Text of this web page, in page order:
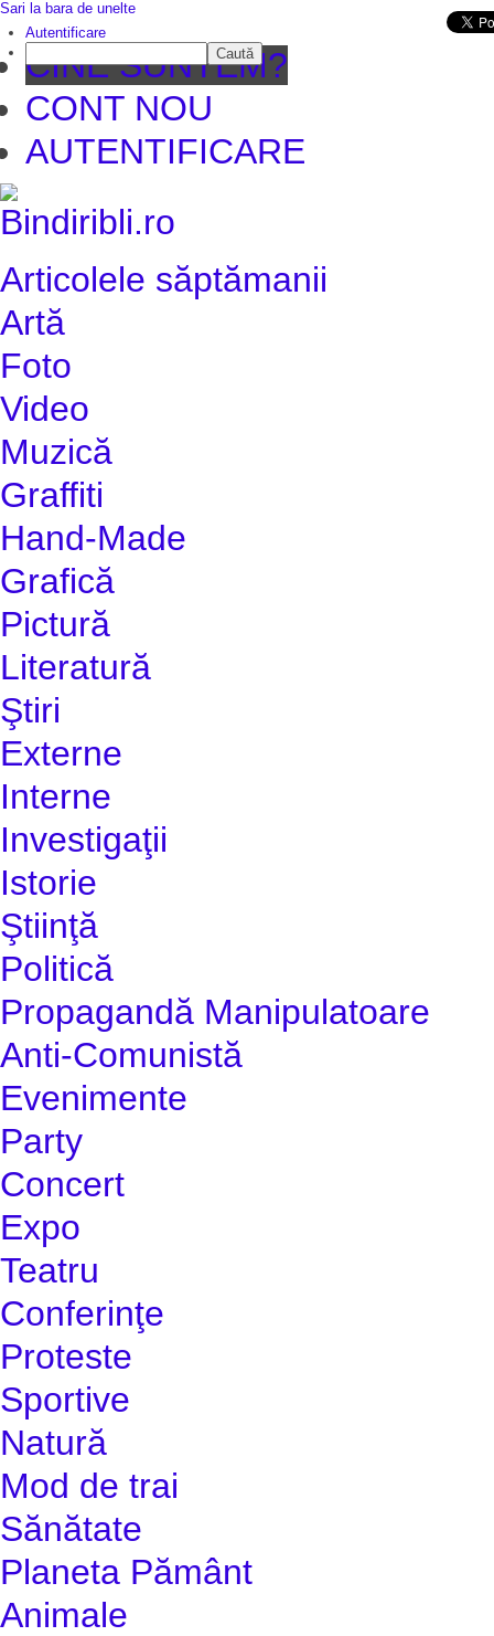
CINE SUNTEM?
CONT NOU
AUTENTIFICARE
Articolele săptămanii
Artă
Foto
Video
Muzică
Graffiti
Hand-Made
Grafică
Pictură
Literatură
Ştiri
Externe
Interne
Investigaţii
Istorie
Ştiinţă
Politică
Propagandă Manipulatoare
Anti-Comunistă
Evenimente
Party
Concert
Expo
Teatru
Conferinţe
Proteste
Sportive
Natură
Mod de trai
Sănătate
Planeta Pământ
Animale
Sari la bara de unelte
Autentificare
Caută